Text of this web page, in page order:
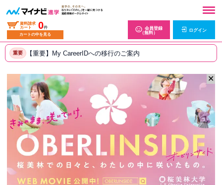
資料請求
カート
0件
カートの中を見る
会員登録
（無料）
ログイン
重要 【重要】My CareerIDへの移行のご案内
✕